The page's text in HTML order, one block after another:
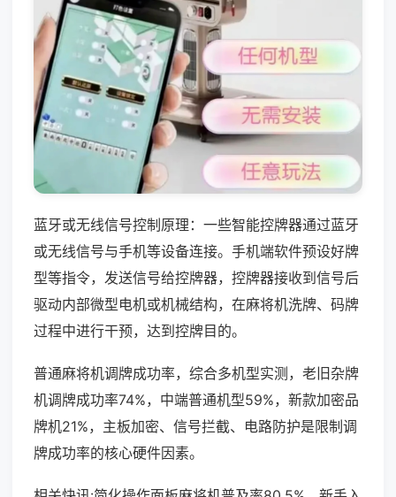
蓝牙或无线信号控制原理：一些智能控牌器通过蓝牙
或无线信号与手机等设备连接。手机端软件预设好牌
型等指令，发送信号给控牌器，控牌器接收到信号后
驱动内部微型电机或机械结构，在麻将机洗牌、码牌
过程中进行干预，达到控牌目的。
普通麻将机调牌成功率，综合多机型实测，老旧杂牌
机调牌成功率74%，中端普通机型59%，新款加密品
牌机21%，主板加密、信号拦截、电路防护是限制调
牌成功率的核心硬件因素。